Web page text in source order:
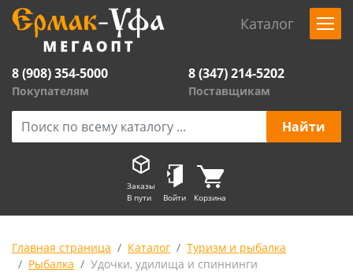
Каталог
8 (908) 354-5000
Покупателям
8 (347) 214-5202
Поставщикам
Заказы
В пути
Войти Корзина
Главная страница Каталог
Туризм и рыбалка
Рыбалка
Удочки, удилища и спиннинги